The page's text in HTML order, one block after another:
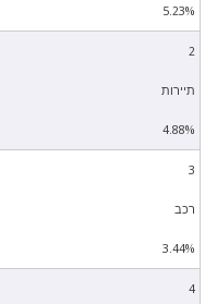
5.23%
2
תיירות
4.88%
3
רכב
3.44%
4